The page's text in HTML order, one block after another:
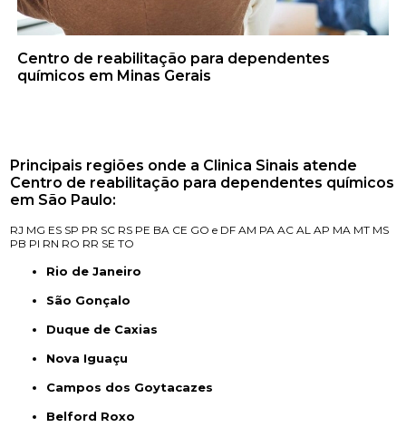
Centro de reabilitação para dependentes
químicos em Minas Gerais
Principais regiões onde a Clinica Sinais atende
Centro de reabilitação para dependentes químicos
em São Paulo:
RJ MG ES SP PR SC RS PE BA CE GO e DF AM PA AC AL AP MA MT MS
PB PI RN RO RR SE TO
Rio de Janeiro
São Gonçalo
Duque de Caxias
Nova Iguaçu
Campos dos Goytacazes
Belford Roxo